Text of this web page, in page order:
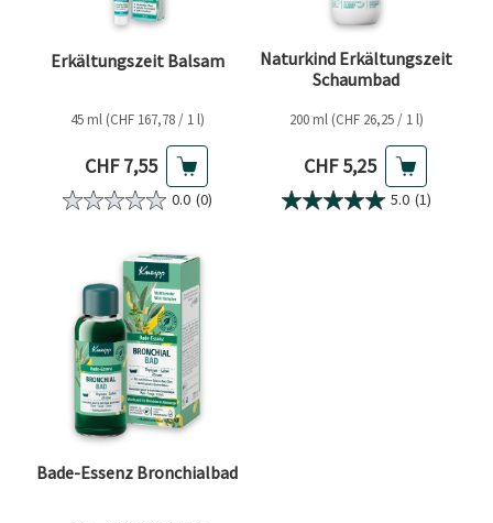
Erkältungszeit Balsam
45 ml (CHF 167,78 / 1 l)
Aktueller Preis
CHF 7,55
0.0 (0)
Naturkind Erkältungszeit
Schaumbad
200 ml (CHF 26,25 / 1 l)
Aktueller Preis
CHF 5,25
5.0 (1)
Bade-Essenz Bronchialbad